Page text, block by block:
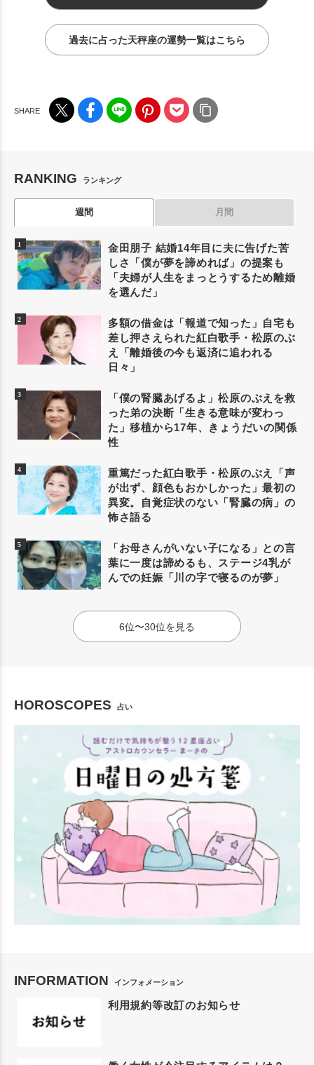
過去に占った天秤座の運勢一覧はこちら
RANKING ランキング
週間 月間
金田朋子 結婚14年目に夫に告げた苦
しさ「僕が夢を諦めれば」の提案も
「夫婦が人生をまっとうするため離婚
を選んだ」
多額の借金は「報道で知った」自宅も
差し押さえられた紅白歌手・松原のぶ
え「離婚後の今も返済に追われる
日々」
「僕の腎臓あげるよ」松原のぶえを救
った弟の決断「生きる意味が変わっ
た」移植から17年、きょうだいの関係
性
重篤だった紅白歌手・松原のぶえ「声
が出ず、顔色もおかしかった」最初の
異変。自覚症状のない「腎臓の病」の
怖さ語る
「お母さんがいない子になる」との言
葉に一度は諦めるも、ステージ4乳が
んでの妊娠「川の字で寝るのが夢」
6位〜30位を見る
HOROSCOPES 占い
INFORMATION インフォメーション
利用規約等改訂のお知らせ